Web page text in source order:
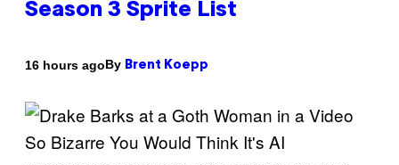
Season 3 Sprite List
16 hours agoBy Brent Koepp